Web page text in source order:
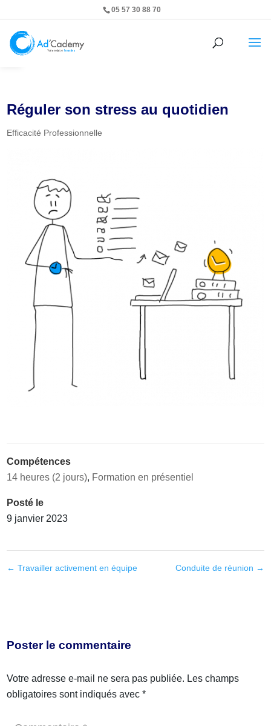
Ouvrir la barre d’outils
05 57 30 88 70
Réguler son stress au quotidien
Efficacité Professionnelle
Compétences
14 heures (2 jours), Formation en présentiel
Posté le
9 janvier 2023
← Travailler activement en équipe Conduite de réunion →
Poster le commentaire
Votre adresse e-mail ne sera pas publiée. Les champs
obligatoires sont indiqués avec*